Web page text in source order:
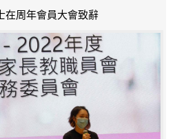
在周年會員大會致辭